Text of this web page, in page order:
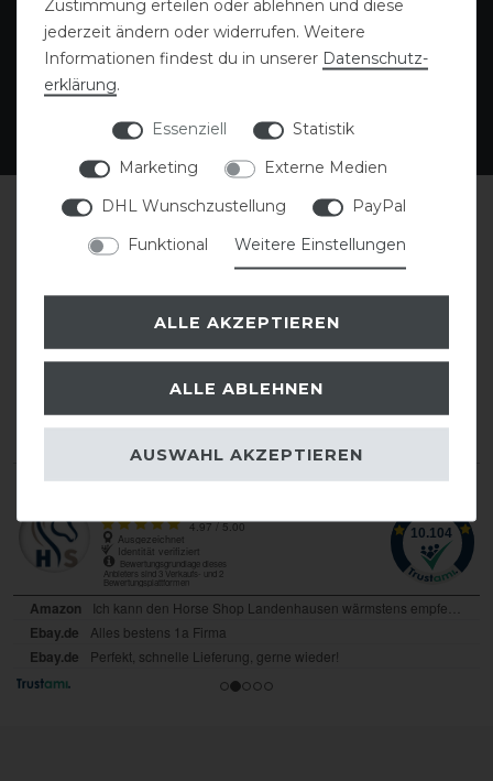
Deckenwäsche
Kundenmeinungen: Das sagen
unsere Kunden über uns
Zustimmung erteilen oder ablehnen und diese
jederzeit ändern oder widerrufen. Weitere
Informationen findest du in unserer Daten­schutz­
erklärung.
Essenziell
Statistik
Marketing
Externe Medien
DHL Wunschzustellung
PayPal
Funktional
Weitere Einstellungen
ALLE AKZEPTIEREN
ALLE ABLEHNEN
AUSWAHL AKZEPTIEREN